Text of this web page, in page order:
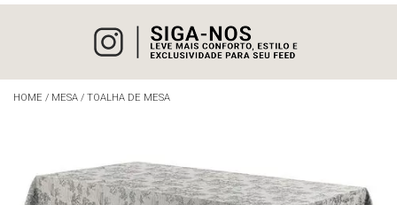
Exibir todos Fechar [×]
HOME / MESA / TOALHA DE MESA